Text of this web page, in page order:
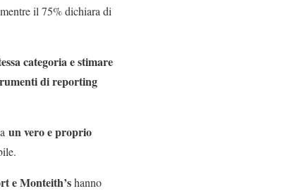
il 75% dichiara di
categoria e stimare
di reporting
un vero e proprio
e Monteith’shanno